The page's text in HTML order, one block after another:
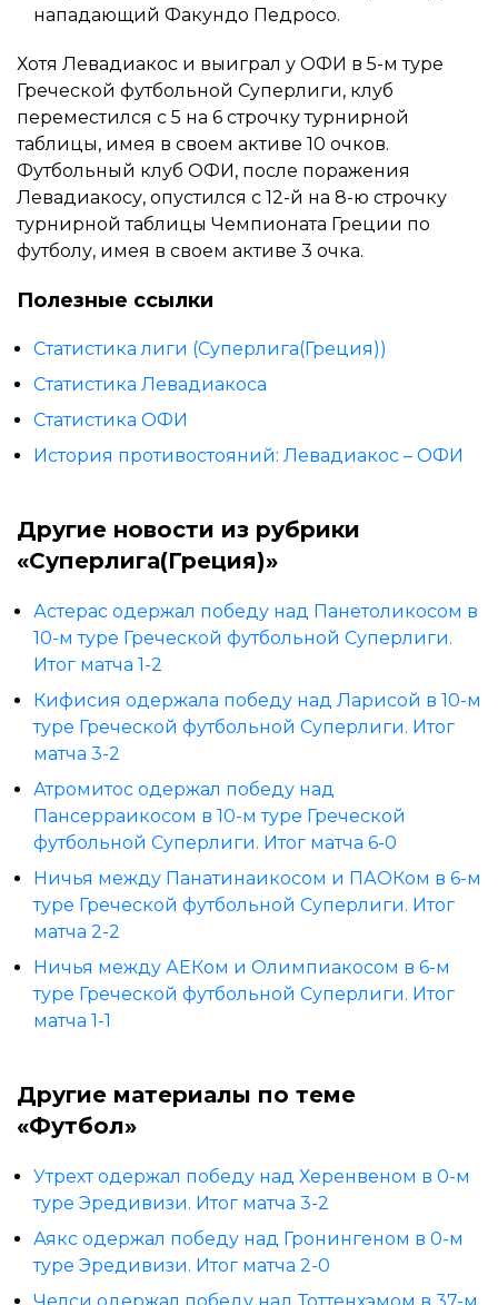
нападающий Факундо Педросо.
Хотя Левадиакос и выиграл у ОФИ в 5-м туре
Греческой футбольной Суперлиги, клуб
переместился с 5 на 6 строчку турнирной
таблицы, имея в своем активе 10 очков.
Футбольный клуб ОФИ, после поражения
Левадиакосу, опустился с 12-й на 8-ю строчку
турнирной таблицы Чемпионата Греции по
футболу, имея в своем активе 3 очка.
Полезные ссылки
Статистика лиги (Суперлига(Греция))
Статистика Левадиакоса
Статистика ОФИ
История противостояний: Левадиакос – ОФИ
Другие новости из рубрики
«Суперлига(Греция)»
Астерас одержал победу над Панетоликосом в
10-м туре Греческой футбольной Суперлиги.
Итог матча 1-2
Кифисия одержала победу над Ларисой в 10-м
туре Греческой футбольной Суперлиги. Итог
матча 3-2
Атромитос одержал победу над
Пансерраикосом в 10-м туре Греческой
футбольной Суперлиги. Итог матча 6-0
Ничья между Панатинаикосом и ПАОКом в 6-м
туре Греческой футбольной Суперлиги. Итог
матча 2-2
Ничья между АЕКом и Олимпиакосом в 6-м
туре Греческой футбольной Суперлиги. Итог
матча 1-1
Другие материалы по теме
«Футбол»
Утрехт одержал победу над Херенвеном в 0-м
туре Эредивизи. Итог матча 3-2
Аякс одержал победу над Гронингеном в 0-м
туре Эредивизи. Итог матча 2-0